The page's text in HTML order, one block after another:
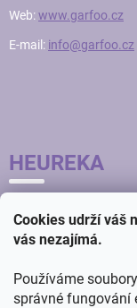
Cookies udrží váš
vás nezajímá.
Používáme
správné fungování
Web:www.garfoo.cz
E-mail: info@garfoo.cz
HEUREKA